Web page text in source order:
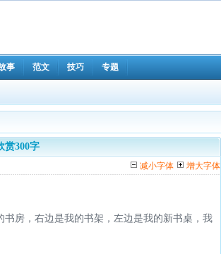
事 范文 技巧 专题
赏300字
减小字体 增大字体
房，右边是我的书架，左边是我的新书桌，我